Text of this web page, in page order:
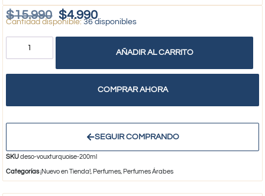
$15.990 $4.99036 disponibles
AÑADIR AL CARRITO
COMPRAR AHORA
SEGUIR COMPRANDO
SKUdeso-vouxturquoise-200ml
Categorías¡Nuevo en Tienda!, Perfumes, Perfumes Árabes